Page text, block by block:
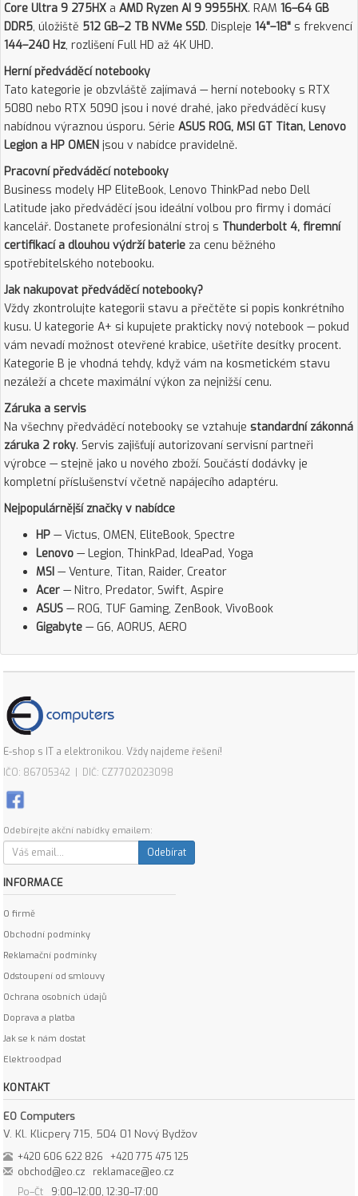
Core Ultra 9 275HX a AMD Ryzen AI 9 9955HX. RAM 16–64 GB
DDR5, úložiště 512 GB–2 TB NVMe SSD. Displeje 14"–18" s frekvencí
144–240 Hz, rozlišení Full HD až 4K UHD.
Herní předváděcí notebooky
Tato kategorie je obzvláště zajímavá — herní notebooky s RTX
5080 nebo RTX 5090 jsou i nové drahé, jako předváděcí kusy
nabídnou výraznou úsporu. Série ASUS ROG, MSI GT Titan, Lenovo
Legion a HP OMEN jsou v nabídce pravidelně.
Pracovní předváděcí notebooky
Business modely HP EliteBook, Lenovo ThinkPad nebo Dell
Latitude jako předváděcí jsou ideální volbou pro firmy i domácí
kancelář. Dostanete profesionální stroj s Thunderbolt 4, firemní
certifikací a dlouhou výdrží baterie za cenu běžného
spotřebitelského notebooku.
Jak nakupovat předváděcí notebooky?
Vždy zkontrolujte kategorii stavu a přečtěte si popis konkrétního
kusu. U kategorie A+ si kupujete prakticky nový notebook — pokud
vám nevadí možnost otevřené krabice, ušetříte desítky procent.
Kategorie B je vhodná tehdy, když vám na kosmetickém stavu
nezáleží a chcete maximální výkon za nejnižší cenu.
Záruka a servis
Na všechny předváděcí notebooky se vztahuje standardní zákonná
záruka 2 roky. Servis zajišťují autorizovaní servisní partneři
výrobce — stejně jako u nového zboží. Součástí dodávky je
kompletní příslušenství včetně napájecího adaptéru.
Nejpopulárnější značky v nabídce
HP — Victus, OMEN, EliteBook, Spectre
Lenovo — Legion, ThinkPad, IdeaPad, Yoga
MSI — Venture, Titan, Raider, Creator
Acer — Nitro, Predator, Swift, Aspire
ASUS — ROG, TUF Gaming, ZenBook, VivoBook
Gigabyte — G6, AORUS, AERO
E-shop s IT a elektronikou. Vždy najdeme řešení!
IČO: 86705342 | DIČ: CZ7702023098
Odebírejte akční nabídky emailem:
Odebírat
INFORMACE
O firmě
Obchodní podmínky
Reklamační podmínky
Odstoupení od smlouvy
Ochrana osobních údajů
Doprava a platba
Jak se k nám dostat
Elektroodpad
KONTAKT
EO Computers
V. Kl. Klicpery 715, 504 01 Nový Bydžov
+420 606 622 826
+420 775 475 125
obchod@eo.cz
reklamace@eo.cz
Po–Čt
9:00–12:00, 12:30–17:00